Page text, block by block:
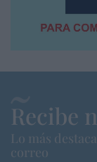
Recibe
Lo más
correo